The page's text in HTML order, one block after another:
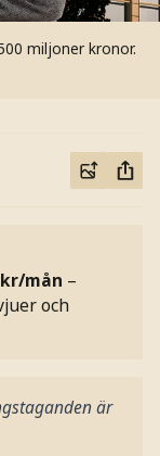
miljoner kronor.
mån –
och
är